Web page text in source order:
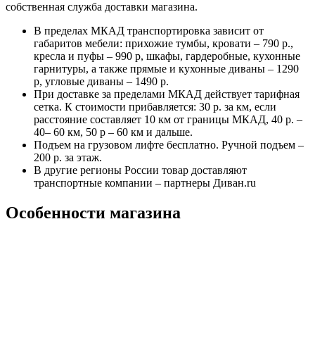
собственная служба доставки магазина.
В пределах МКАД транспортировка зависит от
габаритов мебели: прихожие тумбы, кровати – 790 р.,
кресла и пуфы – 990 р, шкафы, гардеробные, кухонные
гарнитуры, а также прямые и кухонные диваны – 1290
р, угловые диваны – 1490 р.
При доставке за пределами МКАД действует тарифная
сетка. К стоимости прибавляется: 30 р. за км, если
расстояние составляет 10 км от границы МКАД, 40 р. –
40– 60 км, 50 р – 60 км и дальше.
Подъем на грузовом лифте бесплатно. Ручной подъем –
200 р. за этаж.
В другие регионы России товар доставляют
транспортные компании – партнеры Диван.ru
Особенности магазина